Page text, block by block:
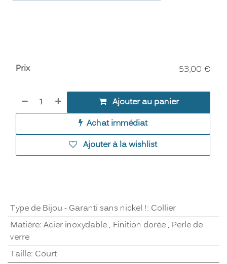
Ajouter au panier
Achat immédiat
Ajouter à la wishlist
Prix 53,00 €
Type de Bijou - Garanti sans nickel !: Collier
Matière: Acier inoxydable, Finition dorée, Perle de
verre
Taille: Court